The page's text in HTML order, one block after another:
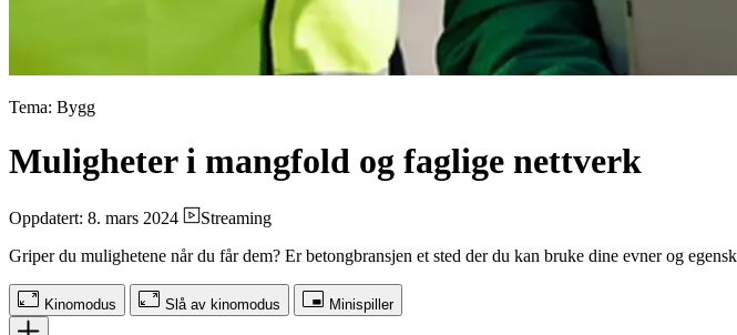
Tema: Bygg
Muligheter i mangfold og faglige nettverk
Oppdatert: 8. mars 2024
Streaming
Griper du mulighetene når du får dem? Er betongbransjen et sted der du kan bruke dine evner og
Kinomodus Slå av kinomodus Minispiller